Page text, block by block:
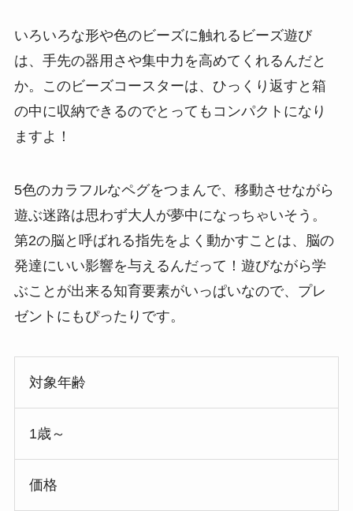
いろいろな形や色のビーズに触れるビーズ遊び
は、手先の器用さや集中力を高めてくれるんだと
か。このビーズコースターは、ひっくり返すと箱
の中に収納できるのでとってもコンパクトになり
ますよ！
5色のカラフルなペグをつまんで、移動させながら
遊ぶ迷路は思わず大人が夢中になっちゃいそう。
第2の脳と呼ばれる指先をよく動かすことは、脳の
発達にいい影響を与えるんだって！遊びながら学
ぶことが出来る知育要素がいっぱいなので、プレ
ゼントにもぴったりです。
対象年齢
1歳～
価格